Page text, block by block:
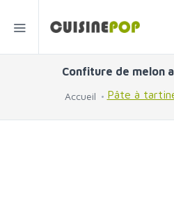
Confiture de melon
Accueil Pâte à